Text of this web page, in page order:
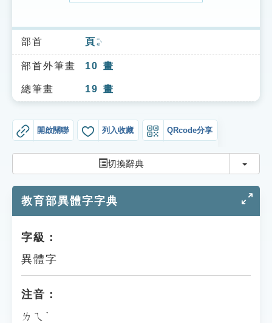
索引選單
知識索引
單字索引
貓頭鷹博士
部首 頁 ㄧㄝˋ
部首外筆畫 10 畫
總筆畫 19 畫
開啟關聯 列入收藏 QRcode分享
切換辭典 切換
教育部異體字字典
字級：
異體字
注音：
ㄌㄟˋ